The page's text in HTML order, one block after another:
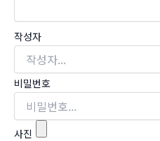
작성자
비밀번호
사진